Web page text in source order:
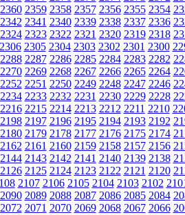
2360 2359 2358 2357 2356 2355 2354
2342 2341 2340 2339 2338 2337 2336
2324 2323 2322 2321 2320 2319 2318
2306 2305 2304 2303 2302 2301 2300
2288 2287 2286 2285 2284 2283 2282
2270 2269 2268 2267 2266 2265 2264
2252 2251 2250 2249 2248 2247 2246
2234 2233 2232 2231 2230 2229 2228
2216 2215 2214 2213 2212 2211 2210
2198 2197 2196 2195 2194 2193 2192
2180 2179 2178 2177 2176 2175 2174
2162 2161 2160 2159 2158 2157 2156
2144 2143 2142 2141 2140 2139 2138
2126 2125 2124 2123 2122 2121 2120
2107 2106 2105 2104 2103 2102
2090 2089 2088 2087 2086 2085 2084
2072 2071 2070 2069 2068 2067 2066